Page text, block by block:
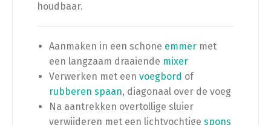
houdbaar.
Aanmaken in een schone emmer met
een langzaam draaiende mixer
Verwerken met een voegbord of
rubberen spaan, diagonaal over de voeg
Na aantrekken overtollige sluier
verwijderen met een lichtvochtige spons